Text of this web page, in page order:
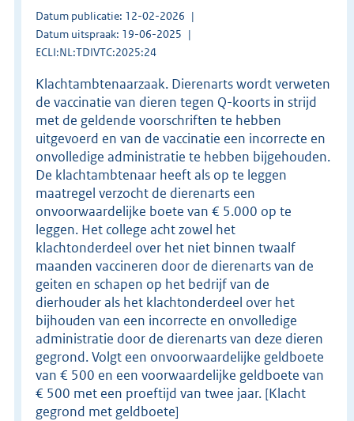
Datum publicatie: 12-02-2026
Datum uitspraak: 19-06-2025
ECLI:NL:TDIVTC:2025:24
Klachtambtenaarzaak. Dierenarts wordt verweten
de vaccinatie van dieren tegen Q-koorts in strijd
met de geldende voorschriften te hebben
uitgevoerd en van de vaccinatie een incorrecte en
onvolledige administratie te hebben bijgehouden.
De klachtambtenaar heeft als op te leggen
maatregel verzocht de dierenarts een
onvoorwaardelijke boete van € 5.000 op te
leggen. Het college acht zowel het
klachtonderdeel over het niet binnen twaalf
maanden vaccineren door de dierenarts van de
geiten en schapen op het bedrijf van de
dierhouder als het klachtonderdeel over het
bijhouden van een incorrecte en onvolledige
administratie door de dierenarts van deze dieren
gegrond. Volgt een onvoorwaardelijke geldboete
van € 500 en een voorwaardelijke geldboete van
€ 500 met een proeftijd van twee jaar. [Klacht
gegrond met geldboete]